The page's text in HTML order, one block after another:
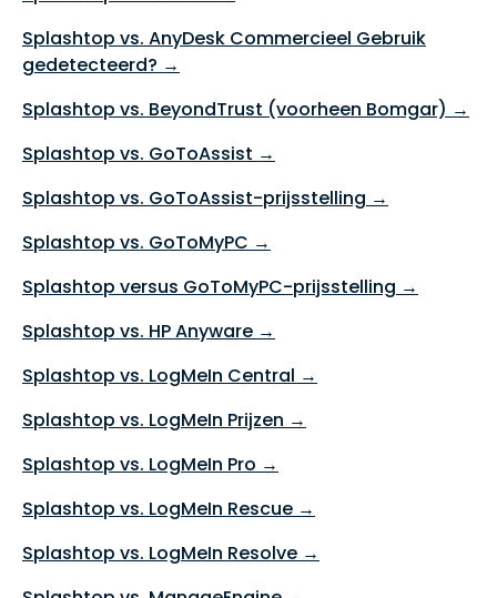
Splashtop vs. AnyDesk Commercieel Gebruik
gedetecteerd? →
Splashtop vs. BeyondTrust (voorheen Bomgar) →
Splashtop vs. GoToAssist →
Splashtop vs. GoToAssist-prijsstelling →
Splashtop vs. GoToMyPC →
Splashtop versus GoToMyPC-prijsstelling →
Splashtop vs. HP Anyware →
Splashtop vs. LogMeIn Central →
Splashtop vs. LogMeIn Prijzen →
Splashtop vs. LogMeIn Pro →
Splashtop vs. LogMeIn Rescue →
Splashtop vs. LogMeIn Resolve →